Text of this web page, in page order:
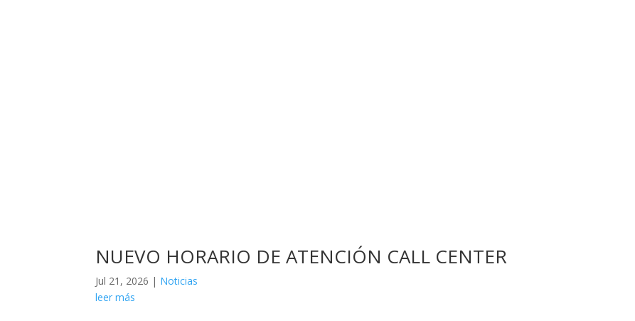
NUEVO HORARIO DE ATENCIÓN CALL CENTER
Jul 21, 2026 | Noticias
leer más